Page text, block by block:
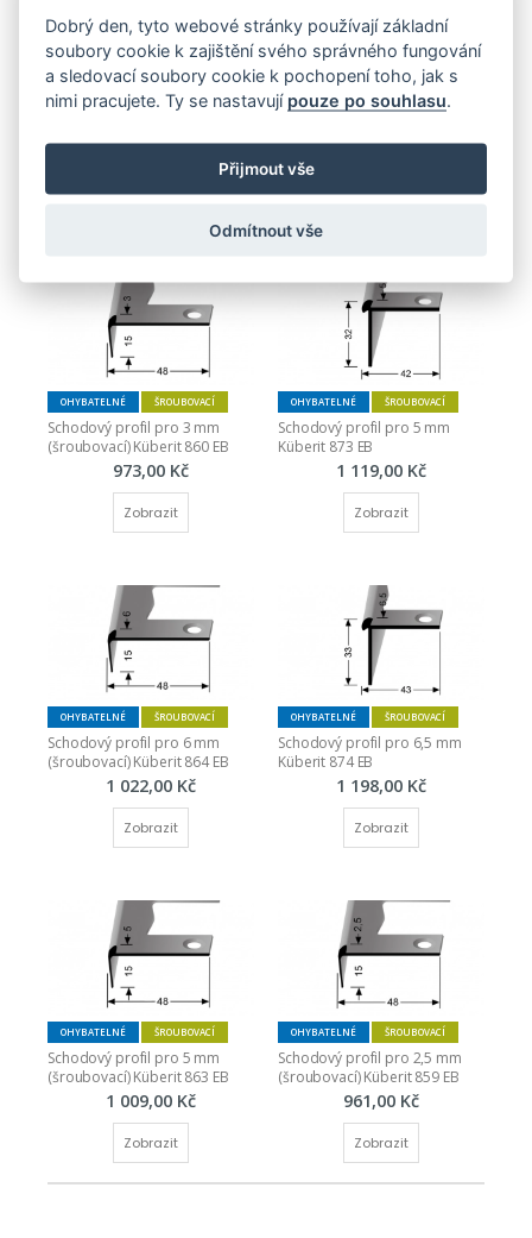
OHYBATELNÉ ŠROUBOVACÍ
Schodový profil pro 3 mm
Küberit 871 EB
OHYBATELNÉ ŠROUBOVACÍ
Schodový profil pro 5 mm,
drážkovaný (šroubovací)
Zobrazit
OHYBATELNÉ ŠROUBOVACÍ
Schodový profil pro 3 mm
(šroubovací) Küberit 860 EB
973,00 Kč
Zobrazit
OHYBATELNÉ ŠROUBOVACÍ
Schodový profil pro 5 mm
Küberit 873 EB
1 119,00 Kč
Zobrazit
OHYBATELNÉ ŠROUBOVACÍ
Schodový profil pro 6 mm
(šroubovací) Küberit 864 EB
1 022,00 Kč
Zobrazit
OHYBATELNÉ ŠROUBOVACÍ
Schodový profil pro 6,5 mm
Küberit 874 EB
1 198,00 Kč
Zobrazit
OHYBATELNÉ ŠROUBOVACÍ
Schodový profil pro 5 mm
(šroubovací) Küberit 863 EB
1 009,00 Kč
Zobrazit
OHYBATELNÉ ŠROUBOVACÍ
Schodový profil pro 2,5 mm
(šroubovací) Küberit 859 EB
961,00 Kč
Zobrazit
Dobrý den, tyto webové stránky používají základní
soubory cookie k zajištění svého správného fungování
a sledovací soubory cookie k pochopení toho, jak s
nimi pracujete. Ty se nastavují pouze po souhlasu
Přijmout vše
Odmítnout vše